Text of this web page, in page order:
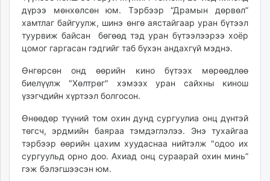
eagle.mn
ergelt.mn
zarig.mn
today.mn
zuv.mn
mminfo.mn
ugluu.mn
urlag.mn
unen.mn
asu.mn
shudarga.mn
дүрээ мөнхөлсөн юм. Тэрбээр “Драмын дөрвөл”
хамтлаг байгуулж, шинэ өнгө аястайгаар уран бүтээл
туурвиж байсан бөгөөд тэд уран бүтээлээрээ хоёр
цомог гаргасан гэдгийг таб бүхэн андахгүй мэднэ.
Өнгөрсөн онд өөрийн кино бүтээх мөрөөдлөө
биелүүлж "Хөлтрөг" хэмээх уран сайхны кинош
үзэгчдийн хүртээл болгосон.
Өнөөдөр түүний том охин дунд сургуулиа онц дүнтэй
төгсч, эрдмийн баяраа тэмдэглэлээ. Энэ тухайгаа
тэрбээр өөрийн цахим хуудаснаа нийтэлж "одоо их
сургуульд орно доо. Ахиад онц сураарай охин минь”
гэж бэлэгшээсэн юм.